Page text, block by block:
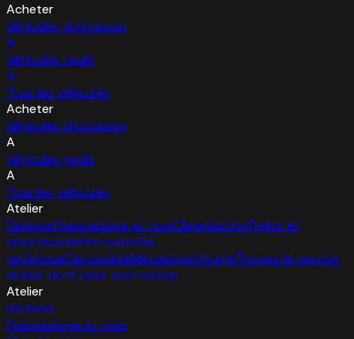
Acheter
Véhicules d'occasion
A
Véhicules neufs
A
Tous les véhicules
Acheter
Véhicules d'occasion
A
Véhicules neufs
A
Tous les véhicules
Atelier
RévisionPneumatique et roueClimatisationFreins et
amortisseursPré-contrôle
techniqueCarrosserieMécaniqueVitrageTrouvez le service
Atelier dont vous avez besoin
Atelier
Révision
Pneumatique et roue